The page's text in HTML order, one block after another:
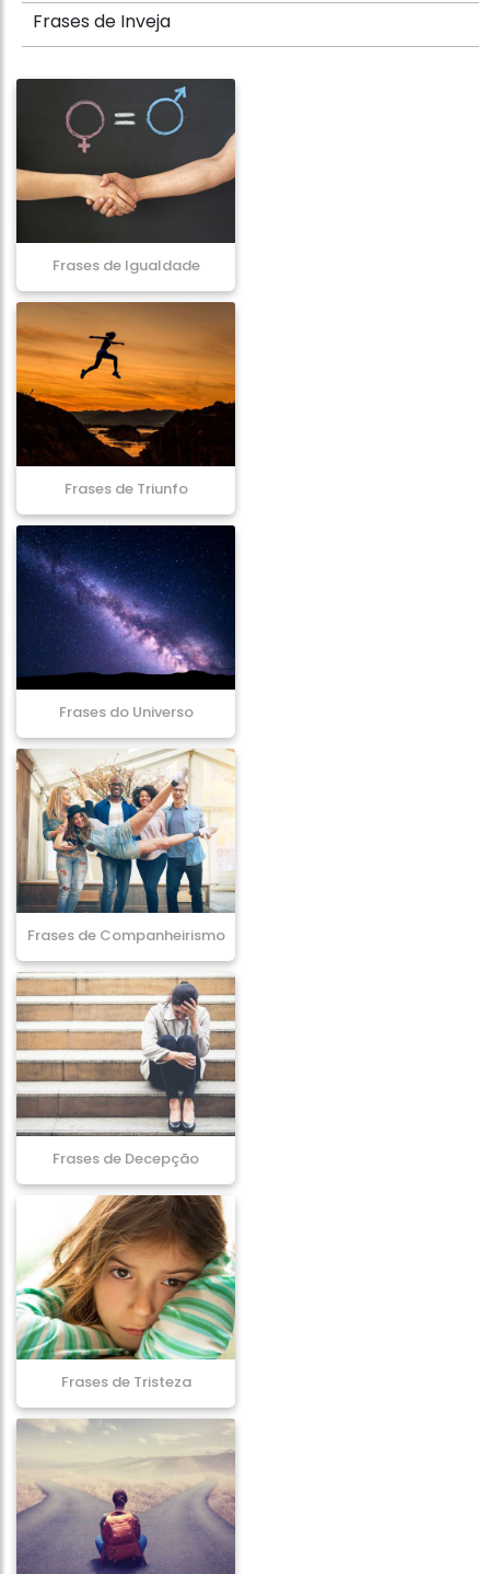
Frases de Inveja
Frases de Igualdade
Frases de Triunfo
Frases do Universo
Frases de Companheirismo
Frases de Decepção
Frases de Tristeza